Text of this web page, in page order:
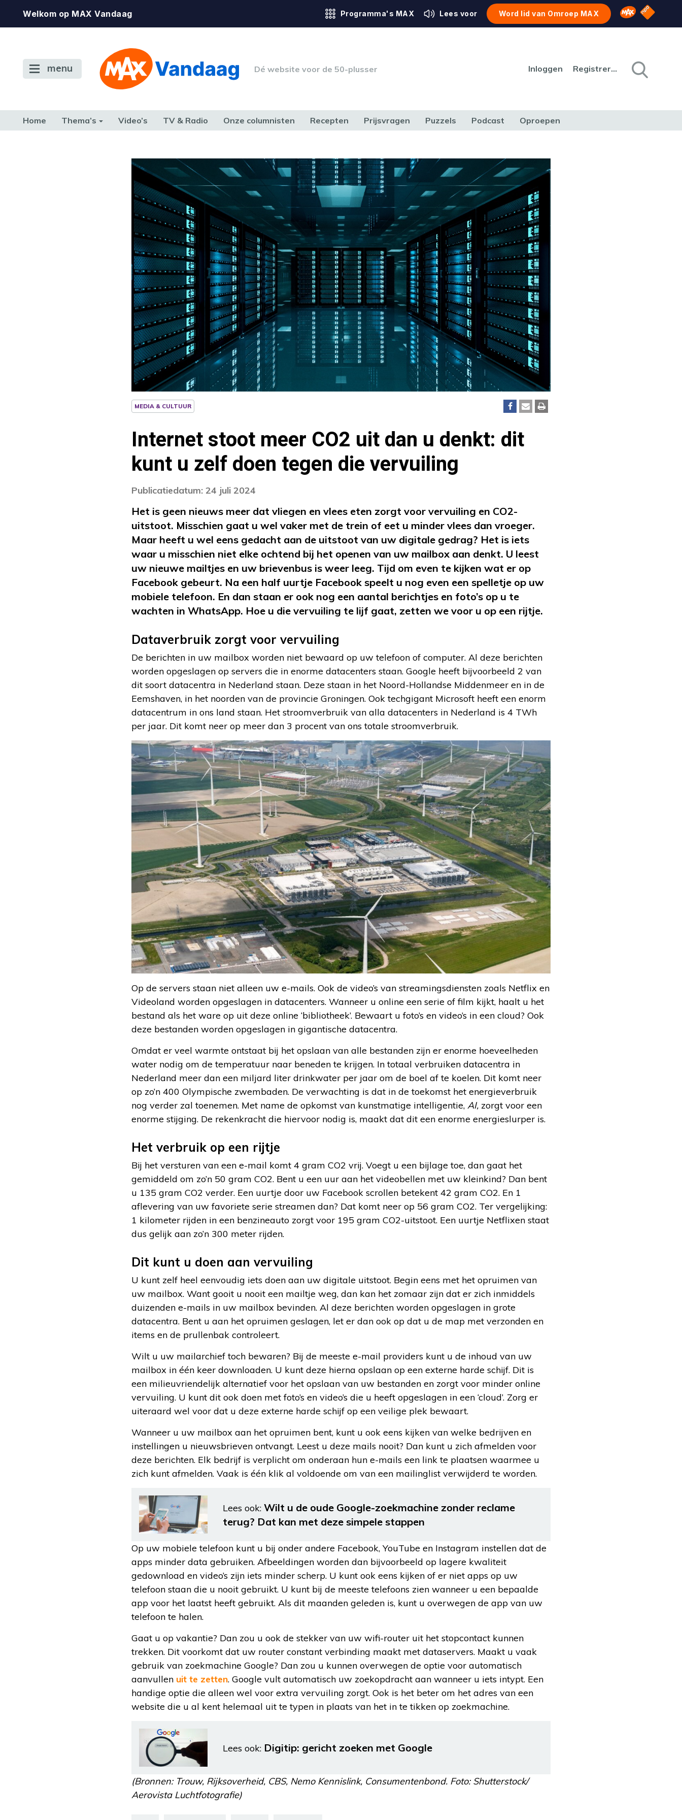
Welkom op MAX Vandaag Programma's MAX Lees voor Word lid van Omroep MAX Omroep MAX
NPO
menu Dé website voor de 50-plusser Inloggen Registreren
Home Thema’s Video’s TV & Radio Onze columnisten Recepten Prijsvragen Puzzels Podcast Oproepen
MEDIA & CULTUUR
Internet stoot meer CO2 uit dan u denkt: dit
kunt u zelf doen tegen die vervuiling
Publicatiedatum: 24 juli 2024
Het is geen nieuws meer dat vliegen en vlees eten zorgt voor vervuiling en CO2-
uitstoot. Misschien gaat u wel vaker met de trein of eet u minder vlees dan vroeger.
Maar heeft u wel eens gedacht aan de uitstoot van uw digitale gedrag? Het is iets
waar u misschien niet elke ochtend bij het openen van uw mailbox aan denkt. U leest
uw nieuwe mailtjes en uw brievenbus is weer leeg. Tijd om even te kijken wat er op
Facebook gebeurt. Na een half uurtje Facebook speelt u nog even een spelletje op uw
mobiele telefoon. En dan staan er ook nog een aantal berichtjes en foto’s op u te
wachten in WhatsApp. Hoe u die vervuiling te lijf gaat, zetten we voor u op een rijtje.
Dataverbruik zorgt voor vervuiling
De berichten in uw mailbox worden niet bewaard op uw telefoon of computer. Al deze berichten
worden opgeslagen op servers die in enorme datacenters staan. Google heeft bijvoorbeeld 2 van
dit soort datacentra in Nederland staan. Deze staan in het Noord-Hollandse Middenmeer en in de
Eemshaven, in het noorden van de provincie Groningen. Ook techgigant Microsoft heeft een enorm
datacentrum in ons land staan. Het stroomverbruik van alla datacenters in Nederland is 4 TWh
per jaar. Dit komt neer op meer dan 3 procent van ons totale stroomverbruik.
Op de servers staan niet alleen uw e-mails. Ook de video’s van streamingsdiensten zoals Netflix en
Videoland worden opgeslagen in datacenters. Wanneer u online een serie of film kijkt, haalt u het
bestand als het ware op uit deze online ‘bibliotheek’. Bewaart u foto’s en video’s in een cloud? Ook
deze bestanden worden opgeslagen in gigantische datacentra.
Omdat er veel warmte ontstaat bij het opslaan van alle bestanden zijn er enorme hoeveelheden
water nodig om de temperatuur naar beneden te krijgen. In totaal verbruiken datacentra in
Nederland meer dan een miljard liter drinkwater per jaar om de boel af te koelen. Dit komt neer
op zo’n 400 Olympische zwembaden. De verwachting is dat in de toekomst het energieverbruik
nog verder zal toenemen. Met name de opkomst van kunstmatige intelligentie, AI, zorgt voor een
enorme stijging. De rekenkracht die hiervoor nodig is, maakt dat dit een enorme energieslurper is.
Het verbruik op een rijtje
Bij het versturen van een e-mail komt 4 gram CO2 vrij. Voegt u een bijlage toe, dan gaat het
gemiddeld om zo’n 50 gram CO2. Bent u een uur aan het videobellen met uw kleinkind? Dan bent
u 135 gram CO2 verder. Een uurtje door uw Facebook scrollen betekent 42 gram CO2. En 1
aflevering van uw favoriete serie streamen dan? Dat komt neer op 56 gram CO2. Ter vergelijking:
1 kilometer rijden in een benzineauto zorgt voor 195 gram CO2-uitstoot. Een uurtje Netflixen staat
dus gelijk aan zo’n 300 meter rijden.
Dit kunt u doen aan vervuiling
U kunt zelf heel eenvoudig iets doen aan uw digitale uitstoot. Begin eens met het opruimen van
uw mailbox. Want gooit u nooit een mailtje weg, dan kan het zomaar zijn dat er zich inmiddels
duizenden e-mails in uw mailbox bevinden. Al deze berichten worden opgeslagen in grote
datacentra. Bent u aan het opruimen geslagen, let er dan ook op dat u de map met verzonden en
items en de prullenbak controleert.
Wilt u uw mailarchief toch bewaren? Bij de meeste e-mail providers kunt u de inhoud van uw
mailbox in één keer downloaden. U kunt deze hierna opslaan op een externe harde schijf. Dit is
een milieuvriendelijk alternatief voor het opslaan van uw bestanden en zorgt voor minder online
vervuiling. U kunt dit ook doen met foto’s en video’s die u heeft opgeslagen in een ‘cloud’. Zorg er
uiteraard wel voor dat u deze externe harde schijf op een veilige plek bewaart.
Wanneer u uw mailbox aan het opruimen bent, kunt u ook eens kijken van welke bedrijven en
instellingen u nieuwsbrieven ontvangt. Leest u deze mails nooit? Dan kunt u zich afmelden voor
deze berichten. Elk bedrijf is verplicht om onderaan hun e-mails een link te plaatsen waarmee u
zich kunt afmelden. Vaak is één klik al voldoende om van een mailinglist verwijderd te worden.
Lees ook: Wilt u de oude Google-zoekmachine zonder reclame
terug? Dat kan met deze simpele stappen
Op uw mobiele telefoon kunt u bij onder andere Facebook, YouTube en Instagram instellen dat de
apps minder data gebruiken. Afbeeldingen worden dan bijvoorbeeld op lagere kwaliteit
gedownload en video’s zijn iets minder scherp. U kunt ook eens kijken of er niet apps op uw
telefoon staan die u nooit gebruikt. U kunt bij de meeste telefoons zien wanneer u een bepaalde
app voor het laatst heeft gebruikt. Als dit maanden geleden is, kunt u overwegen de app van uw
telefoon te halen.
Gaat u op vakantie? Dan zou u ook de stekker van uw wifi-router uit het stopcontact kunnen
trekken. Dit voorkomt dat uw router constant verbinding maakt met dataservers. Maakt u vaak
gebruik van zoekmachine Google? Dan zou u kunnen overwegen de optie voor automatisch
aanvullen uit te zetten. Google vult automatisch uw zoekopdracht aan wanneer u iets intypt. Een
handige optie die alleen wel voor extra vervuiling zorgt. Ook is het beter om het adres van een
website die u al kent helemaal uit te typen in plaats van het in te tikken op zoekmachine.
Lees ook: Digitip: gericht zoeken met Google
(Bronnen: Trouw, Rijksoverheid, CBS, Nemo Kennislink, Consumentenbond. Foto: Shutterstock/
Aerovista Luchtfotografie)